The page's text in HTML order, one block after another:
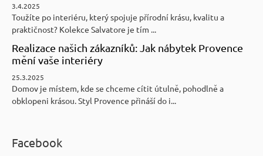
3.4.2025
Toužíte po interiéru, který spojuje přírodní krásu, kvalitu a
praktičnost? Kolekce Salvatore je tím ...
Realizace našich zákazníků: Jak nábytek Provence
mění vaše interiéry
25.3.2025
Domov je místem, kde se chceme cítit útulně, pohodlně a
obklopeni krásou. Styl Provence přináší do i...
Facebook